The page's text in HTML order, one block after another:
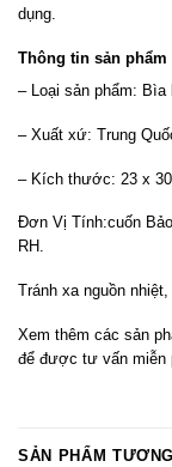
dụng.
Thông tin sản phẩm
– Loại sản phẩm: Bìa
– Xuất xứ: Trung
– Kích thước: 23 x 30
Đơn Vị Tính:cuốn
RH.
Tránh xa nguồn
Xem thêm các sản
để được tư vấn miễn
SẢN PHẨM